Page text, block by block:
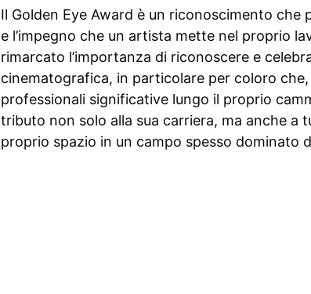
Il Golden Eye Award è un riconoscimento
e l’impegno che un artista mette nel proprio
rimarcato l’importanza di riconoscere e
cinematografica, in particolare per coloro
professionali significative lungo il proprio
tributo non solo alla sua carriera, ma anche
proprio spazio in un campo spesso dominato